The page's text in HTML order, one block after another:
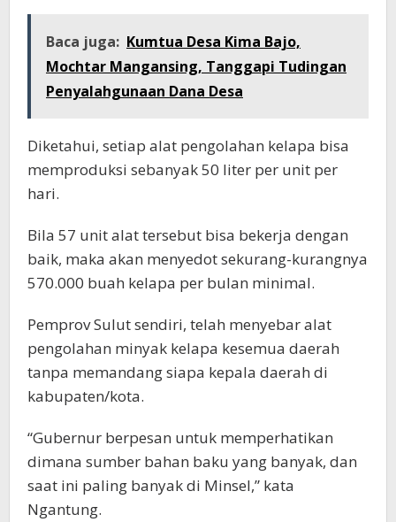
Baca juga: Kumtua Desa Kima Bajo,
Mochtar Mangansing, Tanggapi Tudingan
Penyalahgunaan Dana Desa
Diketahui, setiap alat pengolahan kelapa bisa
memproduksi sebanyak 50 liter per unit per
hari.
Bila 57 unit alat tersebut bisa bekerja dengan
baik, maka akan menyedot sekurang-kurangnya
570.000 buah kelapa per bulan minimal.
Pemprov Sulut sendiri, telah menyebar alat
pengolahan minyak kelapa kesemua daerah
tanpa memandang siapa kepala daerah di
kabupaten/kota.
“Gubernur berpesan untuk memperhatikan
dimana sumber bahan baku yang banyak, dan
saat ini paling banyak di Minsel,” kata
Ngantung.